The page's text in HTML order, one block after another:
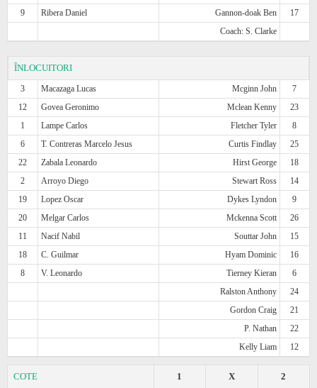
9
Ribera Daniel Gannon-doak Ben
17
Coach: S. Clarke
ÎNLOCUITORI
3 Macazaga Lucas Mcginn John
7
12
Govea Geronimo Mclean Kenny
23
1
Lampe Carlos Fletcher Tyler
8
6
T. Contreras Marcelo Jesus Curtis Findlay
25
22
Zabala Leonardo Hirst George
18
2
Arroyo Diego Stewart Ross
14
19
Lopez Oscar Dykes Lyndon
9
20
Melgar Carlos Mckenna Scott
26
11
Nacif Nabil Souttar John
15
18
C. Guilmar Hyam Dominic
16
8
V. Leonardo Tierney Kieran
6
Ralston Anthony
24
Gordon Craig
21
P. Nathan
22
Kelly Liam
12
COTE 2
X
1